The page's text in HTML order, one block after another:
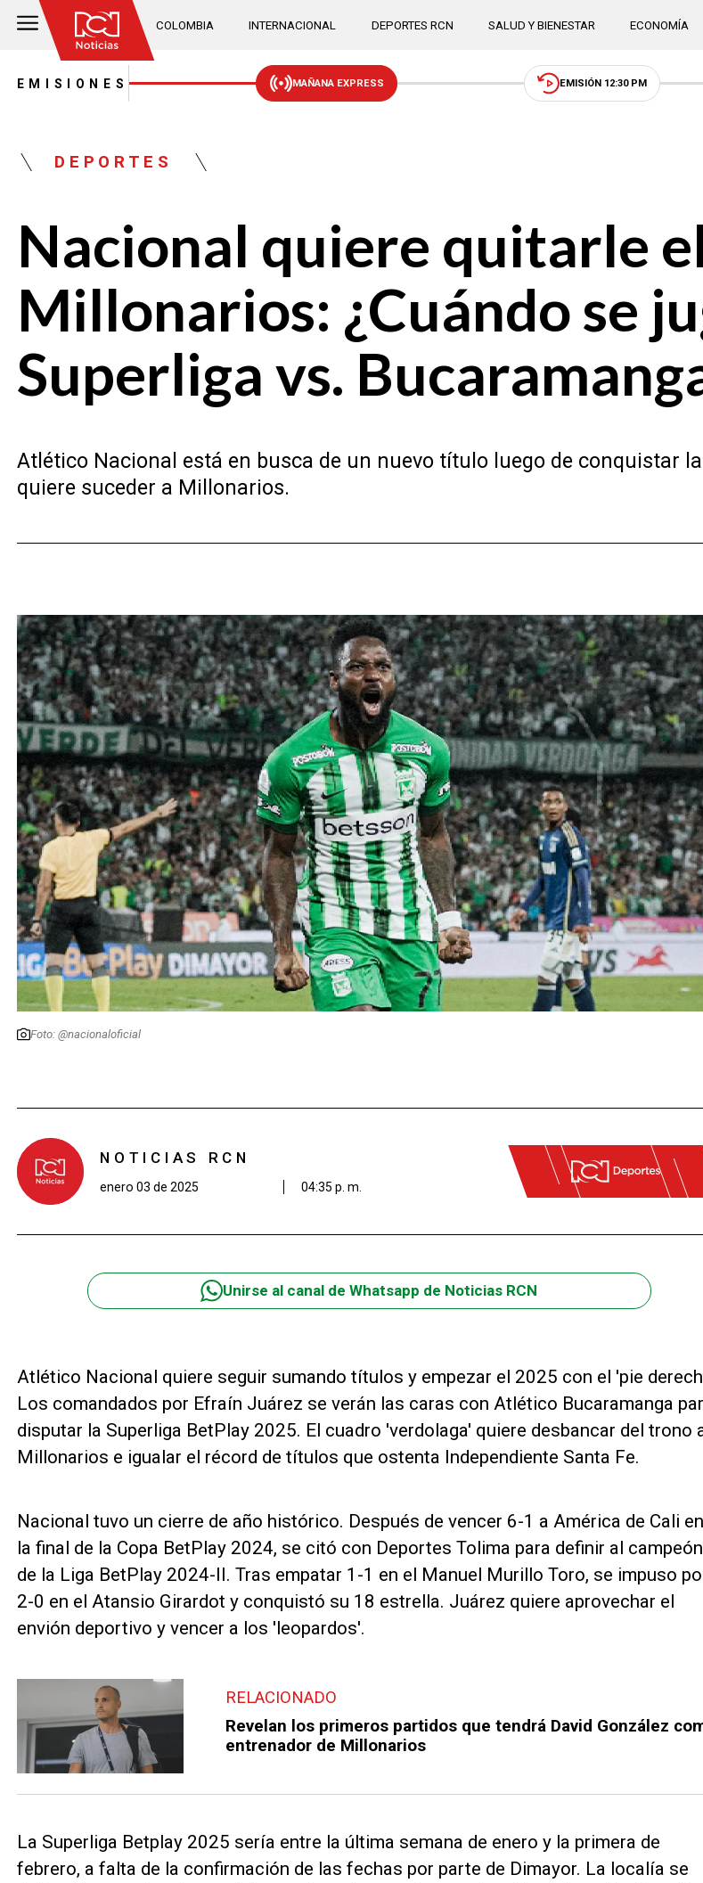
COLOMBIA INTERNACIONAL DEPORTES RCN SALUD Y BIENESTAR ECONOMÍA
EMISIONES MAÑANA EXPRESS EMISIÓN 12:30 PM
DEPORTES
Nacional quiere quitarle
Millonarios: ¿Cuándo se
Superliga vs.
Atlético Nacional está en busca de un nuevo título luego de conquistar
quiere suceder a Millonarios.
Foto: @nacionaloficial
NOTICIAS RCN
enero 03 de 2025 04:35 p. m.
Unirse al canal de Whatsapp de Noticias RCN
Atlético Nacional quiere seguir sumando títulos y empezar el 2025 con el 'pie
Los comandados por Efraín Juárez se verán las caras con Atlético Bucaramanga
disputar la Superliga BetPlay 2025. El cuadro 'verdolaga' quiere desbancar del trono
Millonarios e igualar el récord de títulos que ostenta Independiente Santa Fe.
Nacional tuvo un cierre de año histórico. Después de vencer 6-1 a América de Cali en
la final de la Copa BetPlay 2024, se citó con Deportes Tolima para definir al campeón
de la Liga BetPlay 2024-II. Tras empatar 1-1 en el Manuel Murillo Toro, se impuso
2-0 en el Atansio Girardot y conquistó su 18 estrella. Juárez quiere aprovechar el
envión deportivo y vencer a los 'leopardos'.
RELACIONADO
Revelan los primeros partidos que tendrá David González
entrenador de Millonarios
La Superliga Betplay 2025 sería entre la última semana de enero y la primera de
febrero, a falta de la confirmación de las fechas por parte de Dimayor. La localía se